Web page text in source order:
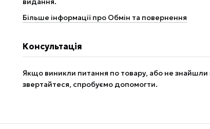
Більше інформації про Обмін та повернення
Консультація
Якщо виникли питання по товару, або не знайшли
звертайтеся, спробуємо допомогти.